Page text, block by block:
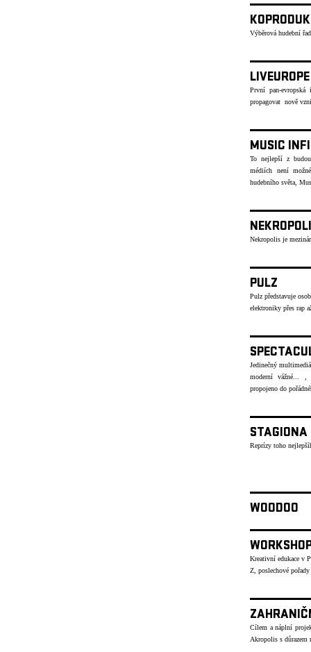
Výběrová hudební
LIVEUROPE
První pan-
propagovat nově
MUSIC
To nejlepší z
médiích není
hudebního světa,
Nekropolis je
PULZ
Pulz představuje
elektroniky přes rap
Jedinečný
moderní vážné... ,
propojeno do
STAGIONA
Reprízy toho
WOODOO
Kreativní edukace v
Z, poslechové
Cílem a náplní
Akropolis s důrazem